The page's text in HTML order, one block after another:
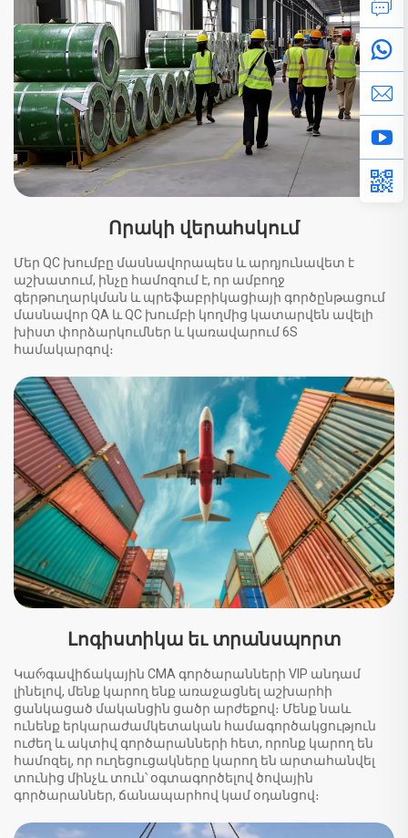
Որակի վերահսկում
Մեր QC խումբը մասնավորապես և արդյունավետ է
աշխատում, ինչը համոզում է, որ ամբողջ
գերթուղարկման և պրեֆաբրիկացիայի գործընթացում
մասնավոր QA և QC խումբի կողմից կատարվեն ավելի
խիստ փորձարկումներ և կառավարում 6S
համակարգով։
Լոգիստիկա եւ տրանսպորտ
Կաრգավիճակային CMA գործարանների VIP անդամ
լինելով, մենք կարող ենք առաջացնել աշխարհի
ցանկացած մականցին ցածր արժեքով։ Մենք նաև
ունենք երկարաժամկետական համագործակցություն
ուժեղ և ակտիվ գործարանների հետ, որոնք կարող են
համոզել, որ ուղեցուցակները կարող են արտահանվել
տունից մինչև տուն՝ օգտագործելով ծովային
գործարաններ, ճանապարհով կամ օդանցով։